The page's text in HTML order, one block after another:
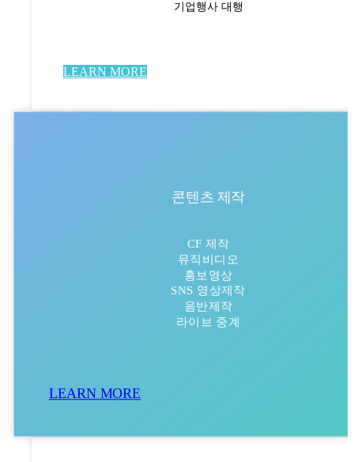
기업행사 대행
LEARN MORE
콘텐츠 제작
CF 제작
뮤직비디오
홍보영상
SNS 영상제작
음반제작
라이브 중계
LEARN MORE